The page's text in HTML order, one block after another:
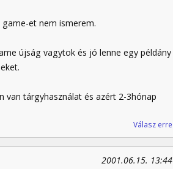
et nem ismerem.
újság vagytok és jó lenne egy példány
van tárgyhasználat és azért 2-3hónap
Válasz erre
2001.06.15. 13:44